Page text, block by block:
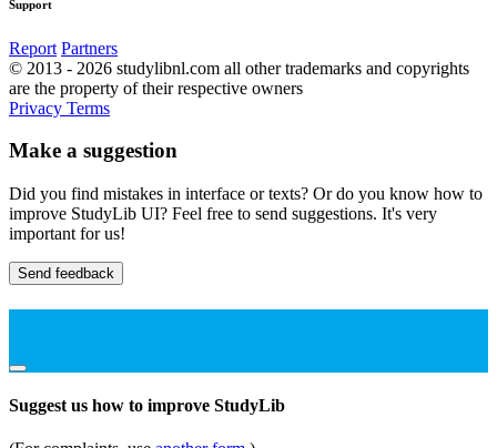
Support
Report Partners
© 2013 - 2026 studylibnl.com all other trademarks and copyrights
are the property of their respective owners
Privacy Terms
Make a suggestion
Did you find mistakes in interface or texts? Or do you know how to
improve StudyLib UI? Feel free to send suggestions. It's very
important for us!
Send feedback
Suggest us how to improve StudyLib